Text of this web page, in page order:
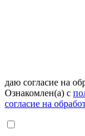
даю согласие на
Ознакомлен(а) с
согласие на